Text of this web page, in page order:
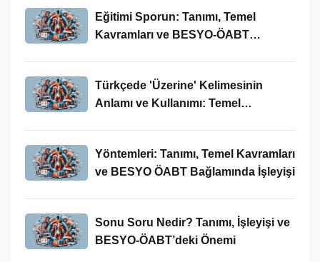
Eğitimi Sporun: Tanımı, Temel
Kavramları ve BESYO-ÖABT
Türkçede 'Üzerine' Kelimesinin
Anlamı ve Kullanımı: Temel
Yöntemleri: Tanımı, Temel Kavramları
ve BESYO ÖABT Bağlamında İşleyişi
Sonu Soru Nedir? Tanımı, İşleyişi ve
BESYO-ÖABT’deki Önemi